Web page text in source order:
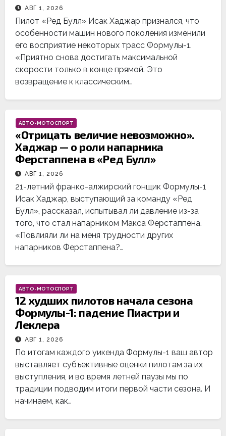
АВГ 1, 2026
Пилот «Ред Булл» Исак Хаджар признался, что
особенности машин нового поколения изменили
его восприятие некоторых трасс Формулы-1.
«Приятно снова достигать максимальной
скорости только в конце прямой. Это
возвращение к классическим…
АВТО-МОТОСПОРТ
«Отрицать величие невозможно».
Хаджар — о роли напарника
Ферстаппена в «Ред Булл»
АВГ 1, 2026
21-летний франко-алжирский гонщик Формулы-1
Исак Хаджар, выступающий за команду «Ред
Булл», рассказал, испытывал ли давление из-за
того, что стал напарником Макса Ферстаппена.
«Повлияли ли на меня трудности других
напарников Ферстаппена?…
АВТО-МОТОСПОРТ
12 худших пилотов начала сезона
Формулы-1: падение Пиастри и
Леклера
АВГ 1, 2026
По итогам каждого уикенда Формулы-1 ваш автор
выставляет субъективные оценки пилотам за их
выступления, и во время летней паузы мы по
традиции подводим итоги первой части сезона. И
начинаем, как…